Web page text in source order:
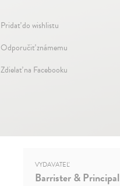
Pridať do wishlistu
Odporučiť známemu
Zdielať na Facebooku
VYDAVATEĽ
Barrister & Principal